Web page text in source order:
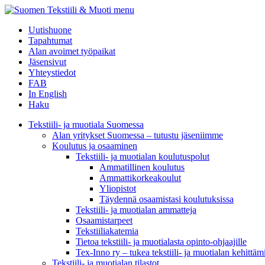
menu
Uutishuone
Tapahtumat
Alan avoimet työpaikat
Jäsensivut
Yhteystiedot
FAB
In English
Haku
Tekstiili- ja muotiala Suomessa
Alan yritykset Suomessa – tutustu jäseniimme
Koulutus ja osaaminen
Tekstiili- ja muotialan koulutuspolut
Ammatillinen koulutus
Ammattikorkeakoulut
Yliopistot
Täydennä osaamistasi koulutuksissa
Tekstiili- ja muotialan ammatteja
Osaamistarpeet
Tekstiiliakatemia
Tietoa tekstiili- ja muotialasta opinto-ohjaajille
Tex-Inno ry – tukea tekstiili- ja muotialan
Tekstiili- ja muotialan tilastot